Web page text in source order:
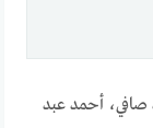
صافي، أحمد عبد